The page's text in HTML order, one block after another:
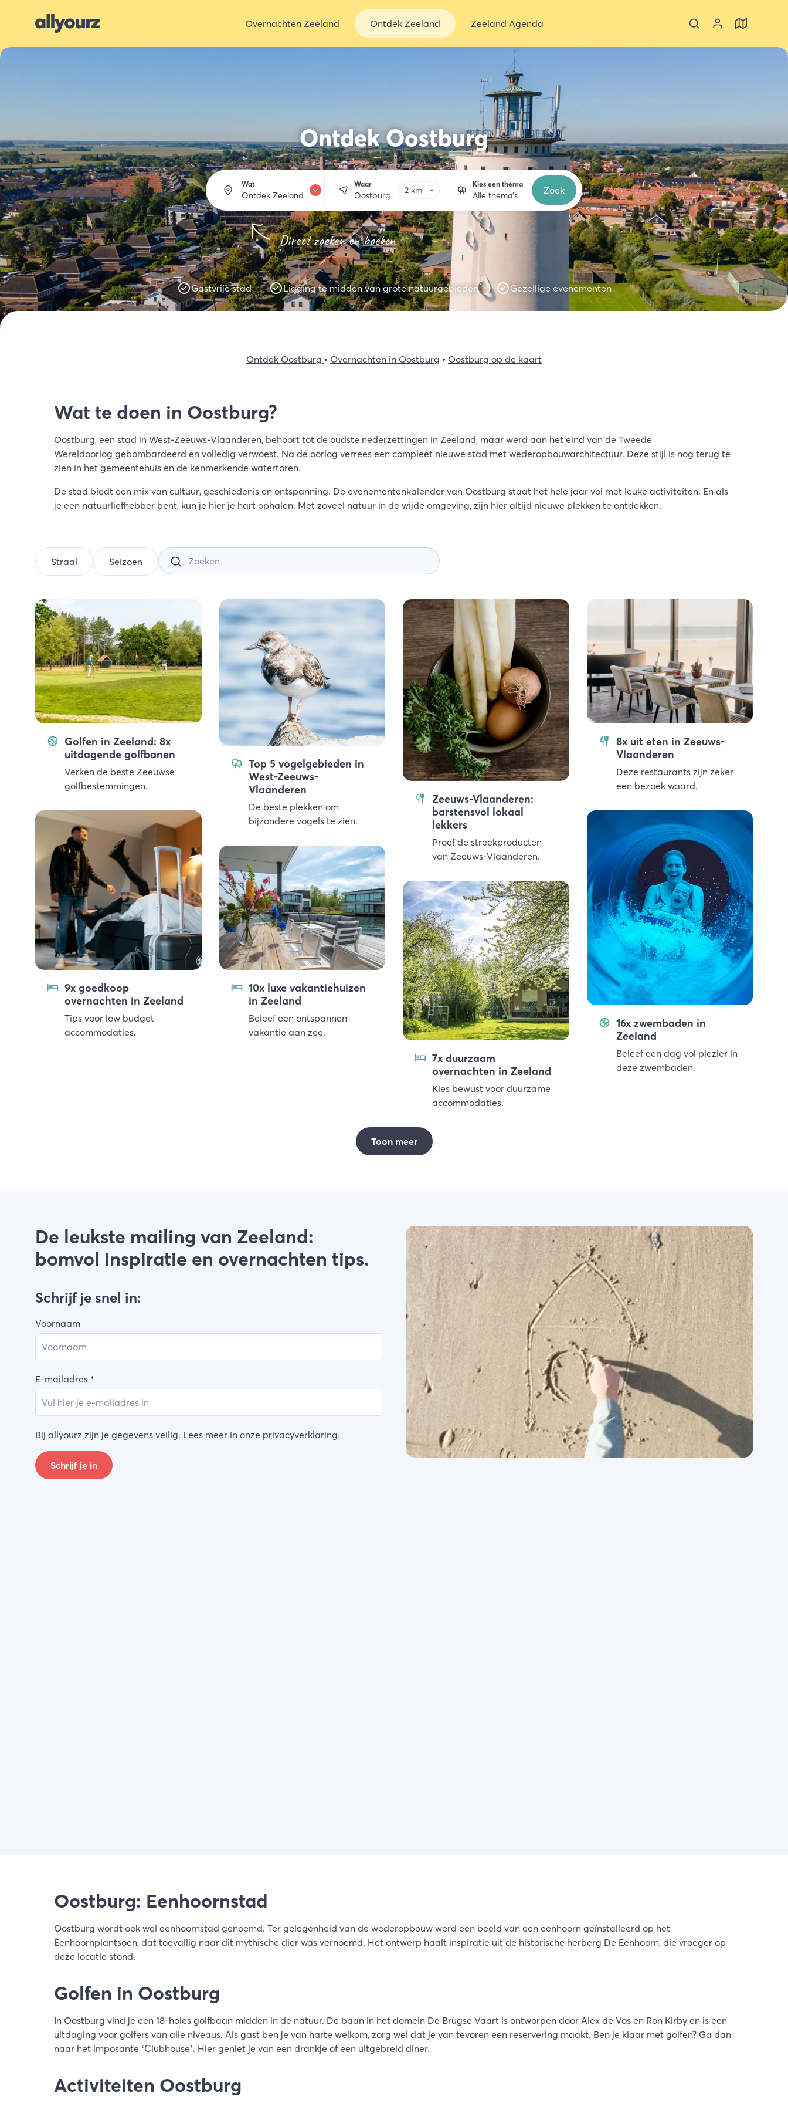
Overnachten Zeeland Ontdek Zeeland Zeeland Agenda
Ontdek Oostburg
Wat
Ontdek Zeeland
Overnachten
Eten & drinken
Activiteiten
Winkelen
Waar
Oostburg
Kies een thema
Alle thema's Zoek
Direct zoeken en boeken
Gastvrije stad Ligging te midden van grote natuurgebieden Gezellige evenementen
Ontdek Oostburg • Overnachten in Oostburg • Oostburg op de kaart
Wat te doen in Oostburg?
Oostburg, een stad in West-Zeeuws-Vlaanderen, behoort tot de oudste nederzettingen in Zeeland, maar werd aan het eind van de Tweede
Wereldoorlog gebombardeerd en volledig verwoest. Na de oorlog verrees een compleet nieuwe stad met wederopbouwarchitectuur. Deze stijl is nog terug te
zien in het gemeentehuis en de kenmerkende watertoren.
De stad biedt een mix van cultuur, geschiedenis en ontspanning. De evenementenkalender van Oostburg staat het hele jaar vol met leuke activiteiten. En als
je een natuurliefhebber bent, kun je hier je hart ophalen. Met zoveel natuur in de wijde omgeving, zijn hier altijd nieuwe plekken te ontdekken.
Straal Seizoen
Golfen in Zeeland: 8x
uitdagende golfbanen
Verken de beste Zeeuwse
golfbestemmingen.
Top 5 vogelgebieden in
West-Zeeuws-
Vlaanderen
De beste plekken om
bijzondere vogels te zien.
Zeeuws-Vlaanderen:
barstensvol lokaal
lekkers
Proef de streekproducten
van Zeeuws-Vlaanderen.
8x uit eten in Zeeuws-
Vlaanderen
Deze restaurants zijn zeker
een bezoek waard.
9x goedkoop
overnachten in Zeeland
Tips voor low budget
accommodaties.
16x zwembaden in
Zeeland
Beleef een dag vol plezier in
deze zwembaden.
10x luxe vakantiehuizen
in Zeeland
Beleef een ontspannen
vakantie aan zee.
7x duurzaam
overnachten in Zeeland
Kies bewust voor duurzame
accommodaties.
Toon meer
De leukste mailing van Zeeland:
bomvol inspiratie en overnachten tips.
Schrijf je snel in:
Voornaam
E-mailadres *
Bij allyourz zijn je gegevens veilig. Lees meer in onze privacyverklaring.
Schrijf je in
Oostburg: Eenhoornstad
Oostburg wordt ook wel eenhoornstad genoemd. Ter gelegenheid van de wederopbouw werd een beeld van een eenhoorn geïnstalleerd op het
Eenhoornplantsoen, dat toevallig naar dit mythische dier was vernoemd. Het ontwerp haalt inspiratie uit de historische herberg De Eenhoorn, die vroeger op
deze locatie stond.
Golfen in Oostburg
In Oostburg vind je een 18-holes golfbaan midden in de natuur. De baan in het domein De Brugse Vaart is ontworpen door Alex de Vos en Ron Kirby en is een
uitdaging voor golfers van alle niveaus. Als gast ben je van harte welkom, zorg wel dat je van tevoren een reservering maakt. Ben je klaar met golfen? Ga dan
naar het imposante ‘Clubhouse’. Hier geniet je van een drankje of een uitgebreid diner.
Activiteiten Oostburg